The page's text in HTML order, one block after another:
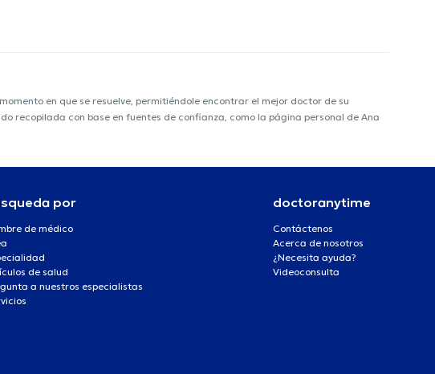
en que se resuelve, permitiéndole encontrar el mejor doctor de su
recopilada con base en fuentes de confianza, como la página personal de Ana
por
de médico
de salud
a nuestros especialistas
doctoranytime
Contáctenos
Acerca de nosotros
¿Necesita ayuda?
Videoconsulta